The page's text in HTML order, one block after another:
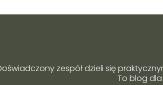
zespół dzieli się
To blog